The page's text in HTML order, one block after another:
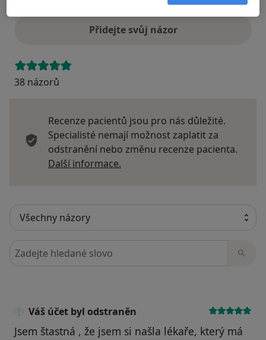
Přidejte svůj názor
38 názorů
Recenze pacientů jsou pro nás důležité.
Specialisté nemají možnost zaplatit za
odstranění nebo změnu recenze pacienta.
Další informace.
Hledejte v názorech
Váš účet byl odstraněn
Jsem štastná , že jsem si našla lékaře, který má